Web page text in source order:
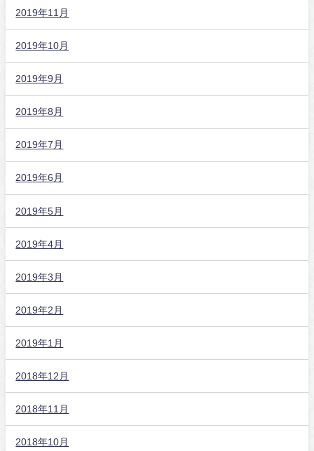
2019年11月
2019年10月
2019年9月
2019年8月
2019年7月
2019年6月
2019年5月
2019年4月
2019年3月
2019年2月
2019年1月
2018年12月
2018年11月
2018年10月